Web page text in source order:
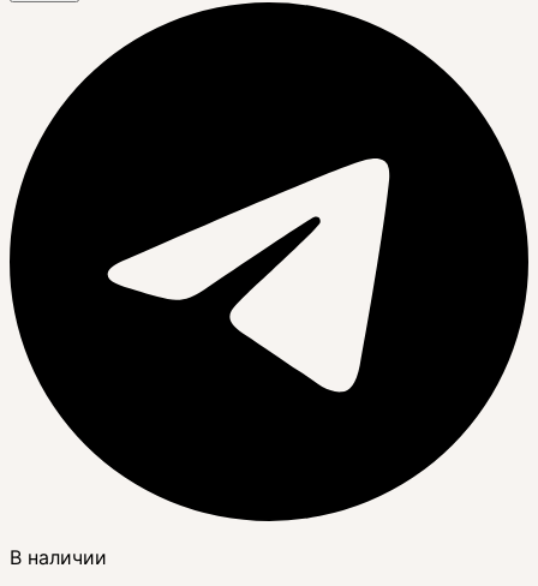
В наличии